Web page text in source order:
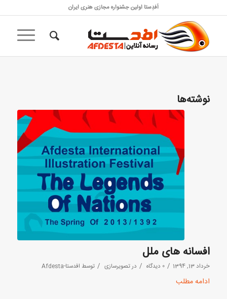
اَفدِستا اولین جشنواره مجازی هنری ایران
نوشته‌ها
افسانه های ملل
خرداد 13, 1394 / 0 دیدگاه / در تصویرسازی / توسط افدستا-Afdesta
ادامه مطلب